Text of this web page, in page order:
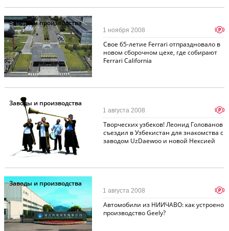
Заводы и производства
Свое 65-летие Ferrari отпраздновало в
новом сборочном цехе, где собирают
Ferrari California
1 ноября 2008 p
Заводы и производства
Творческих узбеков! Леонид Голованов
съездил в Узбекистан для знакомства с
заводом UzDaewoo и новой Нексией
1 августа 2008 p
Заводы и производства
Автомобили из НИИЧАВО: как устроено
производство Geely?
1 августа 2008 p